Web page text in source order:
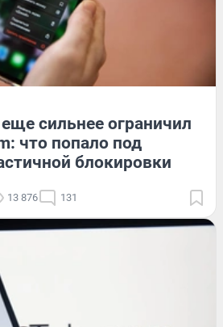
сильнее ограничил
что попало под
блокировки
13 876 131